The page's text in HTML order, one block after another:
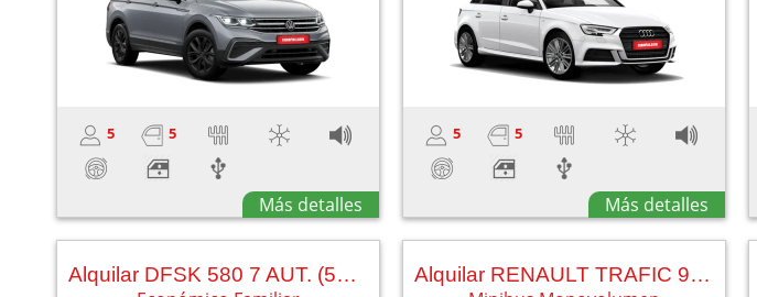
5 5
Más detalles
5 5
Más detalles
Alquilar DFSK 580 7 AUT. (5+2) SUNROOF Alquilar RENAULT TRAFIC 9PL